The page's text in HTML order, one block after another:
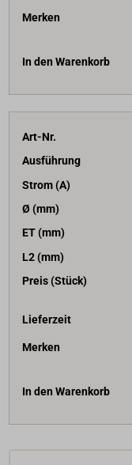
Merken
In den Warenkorb
Art-Nr.
Ausführung
Strom (A)
Ø (mm)
ET (mm)
L2 (mm)
Preis (Stück)
Lieferzeit
Merken
In den Warenkorb